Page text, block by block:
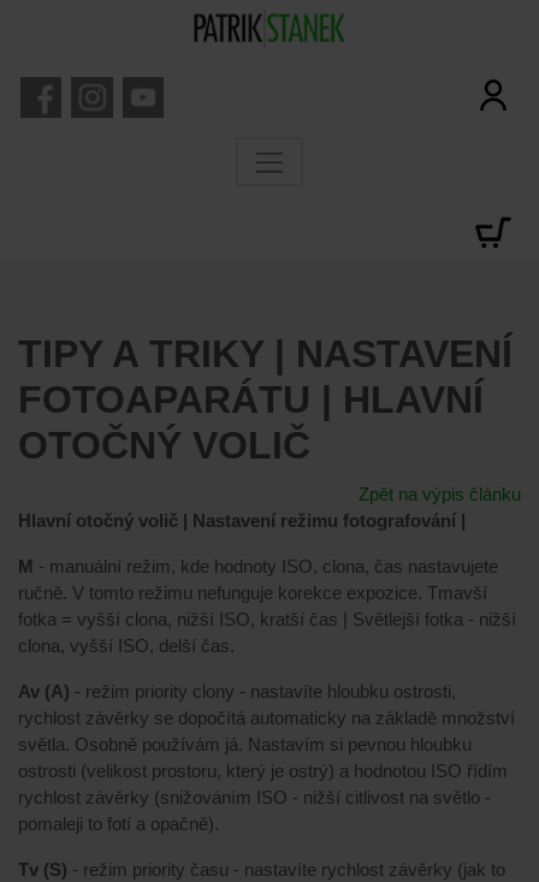
TIPY A TRIKY | NASTAVENÍ
FOTOAPARÁTU | HLAVNÍ
OTOČNÝ VOLIČ
Zpět na výpis článku
Hlavní otočný volič | Nastavení režimu fotografování |
M - manuální režim, kde hodnoty ISO, clona, čas nastavujete
ručně. V tomto režimu nefunguje korekce expozice. Tmavší
fotka = vyšší clona, nižší ISO, kratší čas | Světlejší fotka - nižší
clona, vyšší ISO, delší čas.
Av (A) - režim priority clony - nastavíte hloubku ostrosti,
rychlost závěrky se dopočítá automaticky na základě množství
světla. Osobně používám já. Nastavím si pevnou hloubku
ostrosti (velikost prostoru, který je ostrý) a hodnotou ISO řídím
rychlost závěrky (snižováním ISO - nižší citlivost na světlo -
pomaleji to fotí a opačně).
Tv (S) - režim priority času - nastavíte rychlost závěrky (jak to